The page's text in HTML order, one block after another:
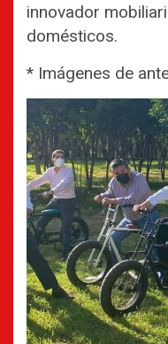
innovador
domésticos.
* Imágenes de